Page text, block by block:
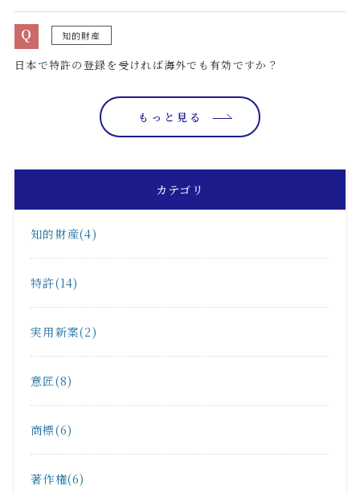
Q 知的財産
日本で特許の登録を受ければ海外でも有効ですか？
もっと見る
カテゴリ
知的財産(4)
特許(14)
実用新案(2)
意匠(8)
商標(6)
著作権(6)